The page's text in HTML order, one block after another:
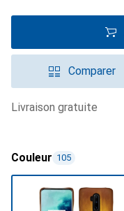
Comparer
livraison gratuite
Couleur 105